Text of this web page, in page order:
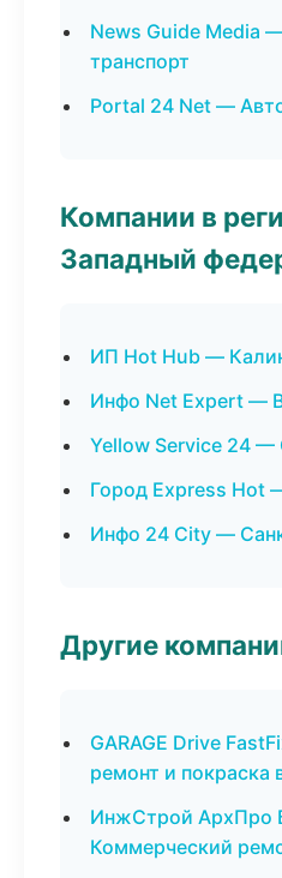
News Guide Media
транспорт
Portal 24 Net —
Компании в
Западный
ИП Hot Hub —
Инфо Net Expert —
Yellow Service 24 —
Город Express Hot
Инфо 24 City —
Другие
GARAGE Drive
ремонт и покраска
ИнжСтрой АрхПро
Коммерческий